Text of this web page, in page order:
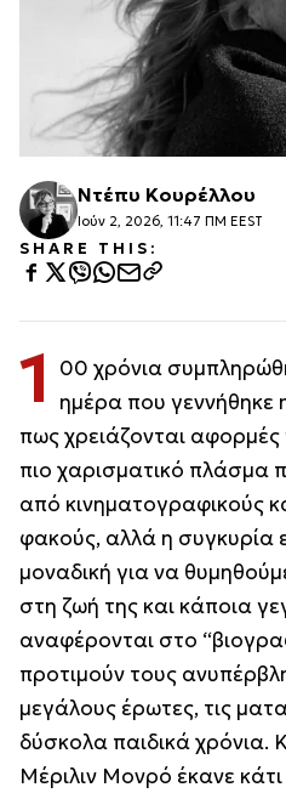
Ντέπυ Κουρέλλου
Ιούν 2, 2026, 11:47 ΠΜ EEST
SHARE THIS:
1
00 χρόνια
ημέρα που γεννήθηκε
πως χρειάζονται
πιο χαρισματικό πλάσμα
από κινηματογραφικούς
φακούς, αλλά η συγκυρία
μοναδική για να
στη ζωή της και κάποια
αναφέρονται στο
προτιμούν τους
μεγάλους έρωτες, τις
δύσκολα παιδικά χρόνια.
Μέριλιν Μονρό έκανε